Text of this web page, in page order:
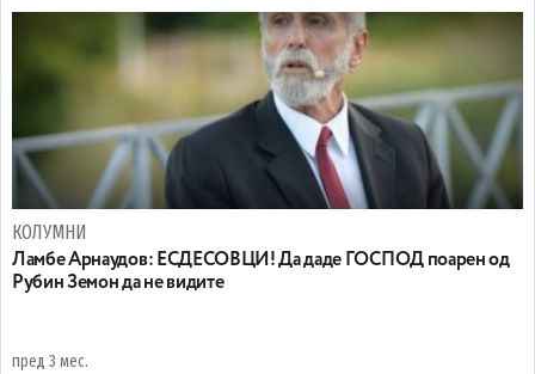
КОЛУМНИ
Ламбе Арнаудов: ЕСДЕСОВЦИ! Да даде ГОСПОД поарен од
Рубин Земон да не видите
пред 3 мес.